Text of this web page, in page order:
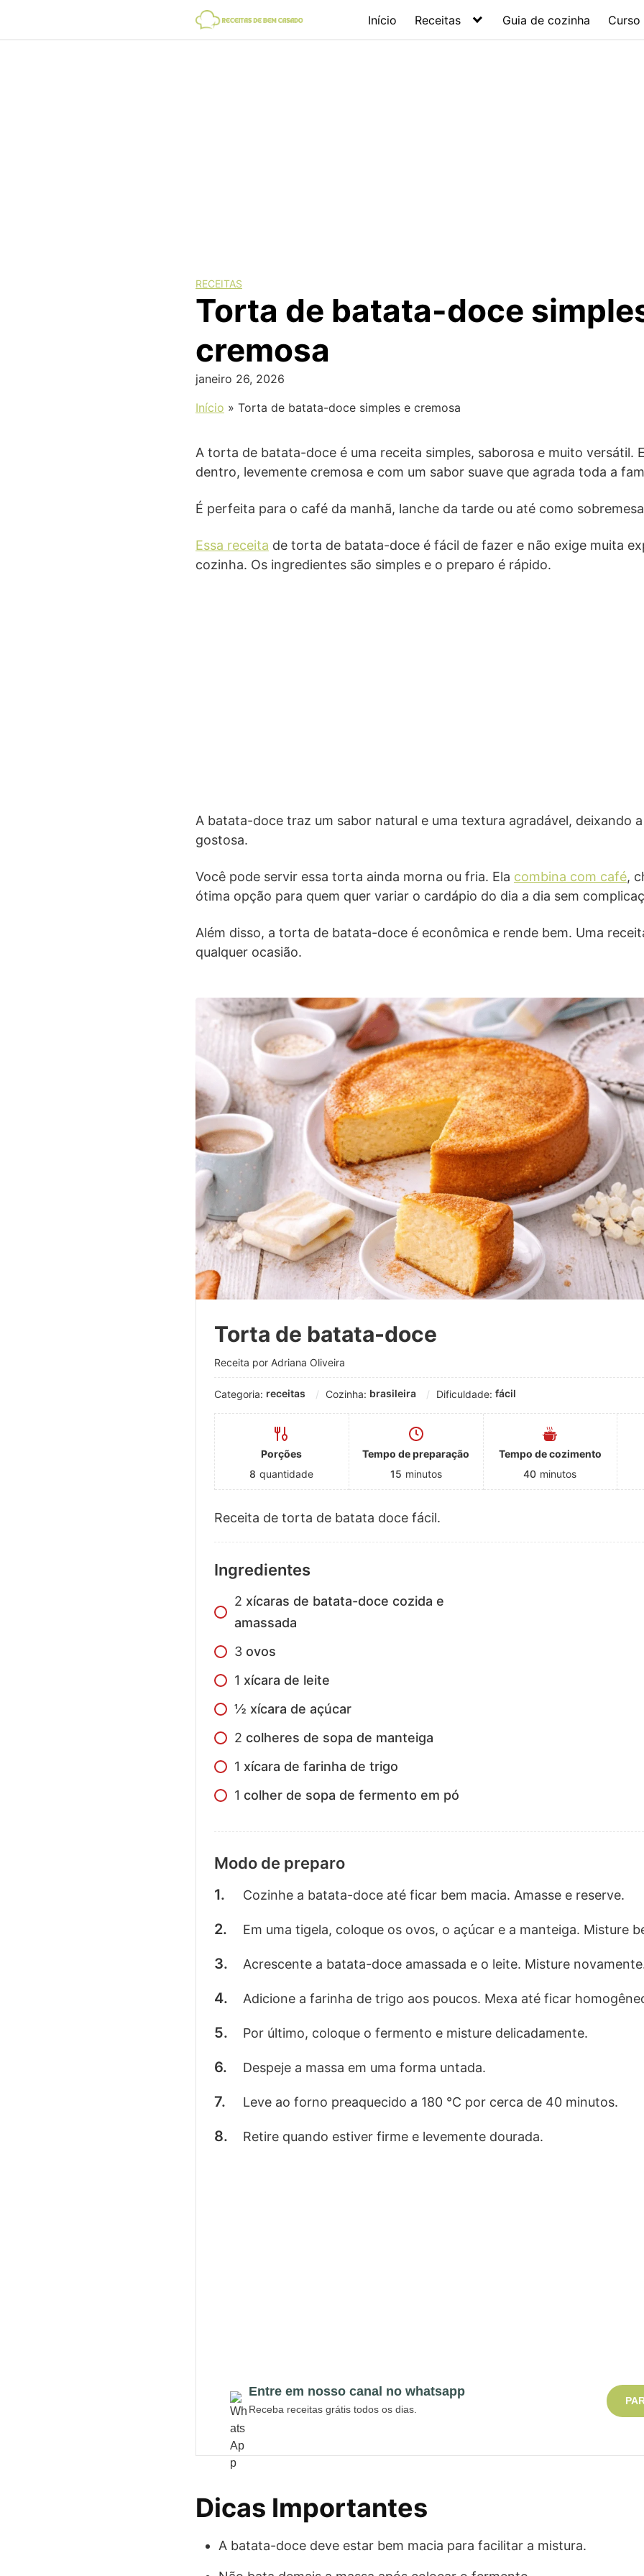
content
Início Receitas Guia de cozinha
RECEITAS
Torta de batata-doce
cremosa
janeiro 26, 2026
Início » Torta de batata-doce simples e cremosa
A torta de batata-doce é uma receita simples, saborosa e muito versátil.
dentro, levemente cremosa e com um sabor suave que agrada toda a
É perfeita para o café da manhã, lanche da tarde ou até como
Essa receita de torta de batata-doce é fácil de fazer e não exige muita
cozinha. Os ingredientes são simples e o preparo é rápido.
A batata-doce traz um sabor natural e uma textura agradável, deixando
gostosa.
Você pode servir essa torta ainda morna ou fria. Ela combina com café,
ótima opção para quem quer variar o cardápio do dia a dia sem
Além disso, a torta de batata-doce é econômica e rende bem. Uma
qualquer ocasião.
Torta de batata-doce
Receita por Adriana Oliveira
Categoria: receitas Cozinha: brasileira Dificuldade: fácil
Porções
8 quantidade
Tempo de preparação
15 minutos
Tempo de cozimento
40 minutos
Receita de torta de batata doce fácil.
Ingredientes
2 xícaras de batata-doce cozida e
amassada
3 ovos
1 xícara de leite
½ xícara de açúcar
2 colheres de sopa de manteiga
1 xícara de farinha de trigo
1 colher de sopa de fermento em pó
Modo de preparo
Cozinhe a batata-doce até ficar bem macia. Amasse e reserve.
Em uma tigela, coloque os ovos, o açúcar e a manteiga. Misture
Acrescente a batata-doce amassada e o leite. Misture
Adicione a farinha de trigo aos poucos. Mexa até ficar
Por último, coloque o fermento e misture delicadamente.
Despeje a massa em uma forma untada.
Leve ao forno preaquecido a 180 °C por cerca de 40 minutos.
Retire quando estiver firme e levemente dourada.
Entre em nosso canal no whatsapp
Receba receitas grátis todos os dias.
Dicas Importantes
A batata-doce deve estar bem macia para facilitar a mistura.